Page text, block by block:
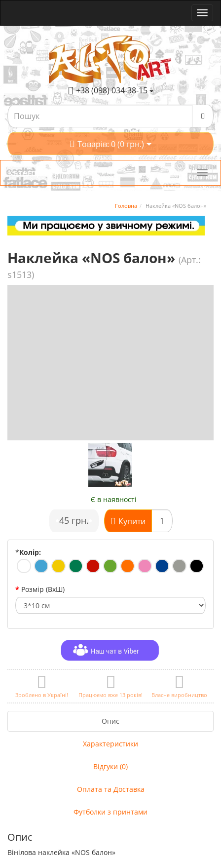
+38 (098) 034-38-15
Товарів: 0 (0 грн.)
Категорії
Головна Наклейка «NOS балон»
Наклейка «NOS балон» (Арт.:
s1513)
Є в наявності
45 грн. Купити
*Колір:
Розмір (ВхШ)
Зроблено в Україні! Працюємо вже 13 років! Власне виробництво
Опис
Характеристики
Відгуки (0)
Оплата та Доставка
Футболки з принтами
Опис
Вінілова наклейка «NOS балон»